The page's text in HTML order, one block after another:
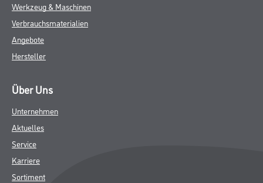
Werkzeug & Maschinen
Verbrauchsmaterialien
Angebote
Hersteller
Über Uns
Unternehmen
Aktuelles
Service
Karriere
Sortiment